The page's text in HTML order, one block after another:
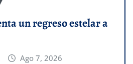
un regreso estelar a
Ago 7, 2026